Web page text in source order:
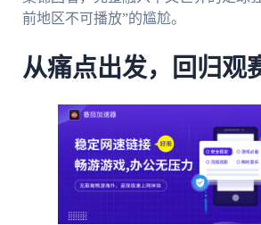
前地区不可播放”的尴尬。
从痛点出发，回归观